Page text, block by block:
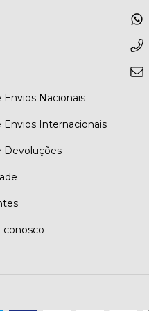
Nacionais
Envios Internacionais
Devoluções